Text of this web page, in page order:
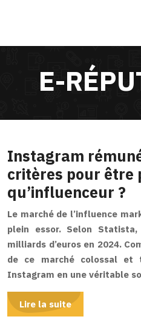
E-
Instagram
critères pour être
qu’influenceur ?
Le marché de l’influence
plein essor. Selon
milliards d’euros en 2024.
de ce marché colossal et
Instagram en une véritable
Lire la suite